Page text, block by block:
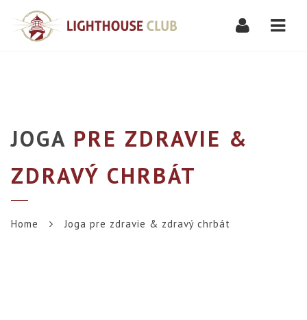
JOGA PRE ZDRAVIE &
ZDRAVÝ CHRBÁT
Home Joga pre zdravie & zdravý chrbát